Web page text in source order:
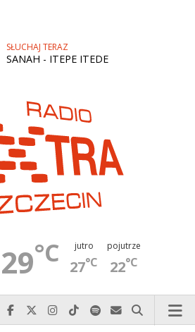
SŁUCHAJ TERAZ
SANAH - ITEPE ITEDE
29°C jutro
27°C
pojutrze
22°C
Najlepiej po prostu do nas zadzwoń
Odwiedź nas na Facebook-u
Odwiedź nas na X
Odwiedź nas na Instagram-ie
Odwiedź nas na TikTok-u
Szukaj nas na Spotify
Wyślij do nas
Szukaj